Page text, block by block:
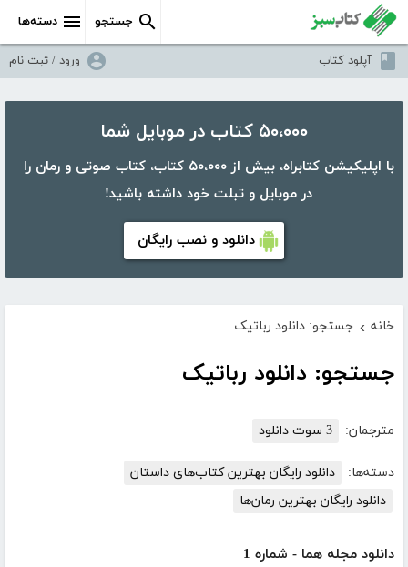
دسته‌ها جستجو
آپلود کتاب ورود / ثبت نام
۵۰،۰۰۰ کتاب در موبایل شما
با اپلیکیشن کتابراه، بیش از ۵۰،۰۰۰ کتاب، کتاب صوتی و رمان را
در موبایل و تبلت خود داشته باشید!
دانلود و نصب رایگان
خانه › جستجو: دانلود رباتیک
جستجو: دانلود رباتیک
مترجمان: 3 سوت دانلود
دسته‌ها:
دانلود رایگان بهترین کتاب‌های داستان
دانلود رایگان بهترین رمان‌ها
دانلود مجله هما - شماره 1